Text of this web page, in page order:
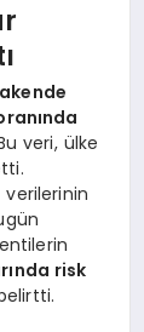
veri, ülke
verilerinin
risk